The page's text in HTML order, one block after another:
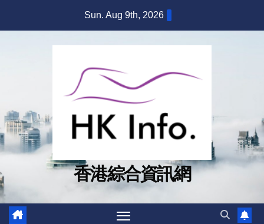
Sun. Aug 9th, 2026
香港綜合資訊網